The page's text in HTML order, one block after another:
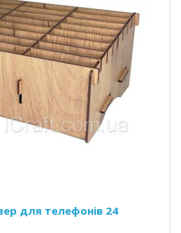
для телефонів 24